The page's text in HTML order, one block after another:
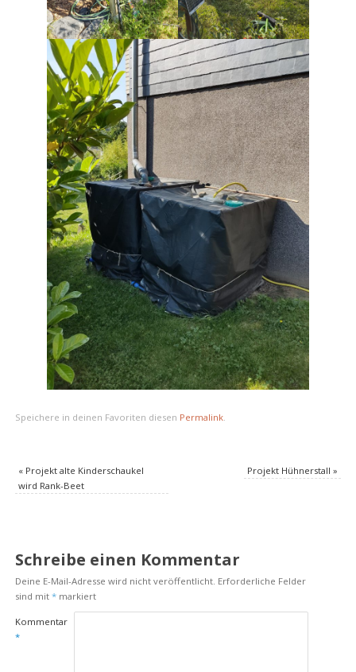
Speichere in deinen Favoriten diesen Permalink.
«Projekt alte Kinderschaukel
wird Rank-Beet
Projekt Hühnerstall»
Schreibe einen Kommentar
Deine E-Mail-Adresse wird nicht veröffentlicht. Erforderliche Felder
sind mit *markiert
Kommentar
*